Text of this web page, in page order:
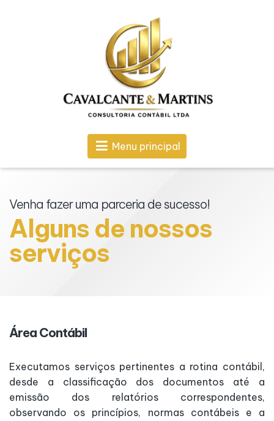
Menu principal
Venha fazer uma parceria de sucesso!
Alguns de nossos
serviços
Área Contábil
Executamos serviços pertinentes a rotina contábil,
desde a classificação dos documentos até a
emissão dos relatórios correspondentes,
observando os princípios, normas contábeis e a